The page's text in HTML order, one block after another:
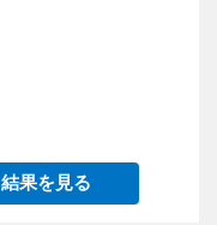
結果を見る